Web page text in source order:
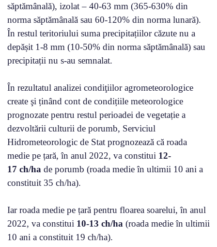
săptămânală), izolat – 40-63 mm (365-630% din
norma săptămânală sau 60-120% din norma lunară).
În restul teritoriului suma precipitațiilor căzute nu a
depășit 1-8 mm (10-50% din norma săptămânală) sau
precipitații nu s-au semnalat.
În rezultatul analizei condiţiilor agrometeorologice
create şi ținând cont de condițiile meteorologice
prognozate pentru restul perioadei de vegetație a
dezvoltării culturii de porumb, Serviciul
Hidrometeorologic de Stat prognozează că roada
medie pe țară, în anul 2022, va constitui 12-
17 сh/ha de porumb (roada medie în ultimii 10 ani a
constituit 35 ch/ha).
Iar roada medie pe țară pentru floarea soarelui, în anul
2022, va constitui 10-13 сh/ha (roada medie în ultimii
10 ani a constituit 19 ch/ha).